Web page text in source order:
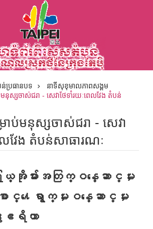
ាសំខាន់
ប្រធានបទ
នាទីសុខុមាលភាពសង្គម
មនុស្សចាស់ជរា - សេវាថែទាំរយៈពេលវែង តំបន់
ាប់មនុស្សចាស់ជរា - សេវា
លវែង តំបន់សាធារណៈ
အိုမ်ားအတြက္ဝန္ေဆာင္မႈ
စာင္႔ေရွာက္မႈဝန္ေဆာင္မႈ
ာဧရိယာ